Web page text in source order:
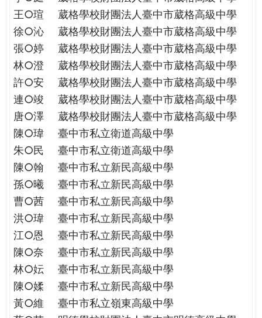
王○瑄
葳格學校財團法人臺中市葳格高級中學
徐○沁
葳格學校財團法人臺中市葳格高級中學
張○婷
葳格學校財團法人臺中市葳格高級中學
林○澄
葳格學校財團法人臺中市葳格高級中學
許○安
葳格學校財團法人臺中市葳格高級中學
連○竣
葳格學校財團法人臺中市葳格高級中學
唐○澤
葳格學校財團法人臺中市葳格高級中學
陳○瑋
臺中市私立衛道高級中學
朱○民
臺中市私立衛道高級中學
陳○翰
臺中市私立新民高級中學
孫○曦
臺中市私立新民高級中學
曹○茜
臺中市私立新民高級中學
洪○瑋
臺中市私立新民高級中學
江○恩
臺中市私立新民高級中學
陳○奈
臺中市私立新民高級中學
林○妘
臺中市私立新民高級中學
陳○媃
臺中市私立新民高級中學
黃○維
臺中市私立嶺東高級中學